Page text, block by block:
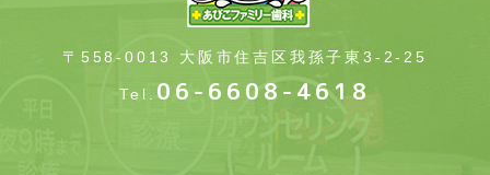
〒558-0013 大阪市住吉区我孫子東3-2-25
Tel. 06-6608-4618